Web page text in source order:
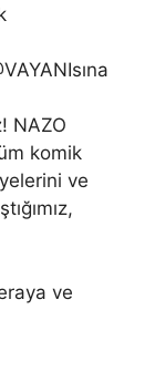
NAZO
komik
ve
ve